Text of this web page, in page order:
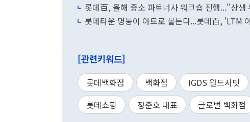
롯데百, 올해 중소 파트너사 워크숍 진행..."상생
롯데타운 명동이 아트로 물든다...롯데百, 'LTM
[관련키워드]
롯데백화점 백화점 IGDS 월드서밋
롯데쇼핑
정준호 대표 글로벌 백화점